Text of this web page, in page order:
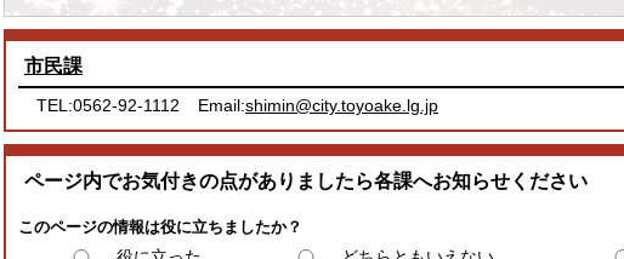
市民課
TEL:0562-92-1112 Email:shimin@city.toyoake.lg.jp
ページ内でお気付きの点がありましたら各課へお知らせください
このページの情報は役に立ちましたか？